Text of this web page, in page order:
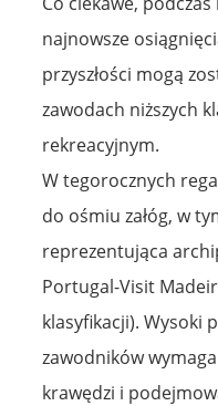
najnowsze
przyszłości mogą
zawodach niższych
rekreacyjnym.
W tegorocznych
do ośmiu załóg, w
reprezentująca
Portugal-Visit
klasyfikacji). Wysoki
zawodników
krawędzi i